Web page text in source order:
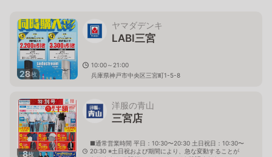
28枚
ヤマダデンキ
LABI三宮
10:00～21:00
兵庫県神戸市中央区三宮町1-5-8
8枚
洋服の青山
三宮店
■通常営業時間 平日：10:30〜20:30 土日祝日：10:30〜
20:30 ※土日祝および期間により、急な変動することが